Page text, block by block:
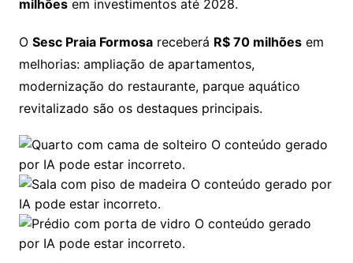
milhõesem investimentos até 2028.
O Sesc Praia Formosareceberá R$ 70 milhõesem
melhorias: ampliação de apartamentos,
modernização do restaurante, parque aquático
revitalizado são os destaques principais.